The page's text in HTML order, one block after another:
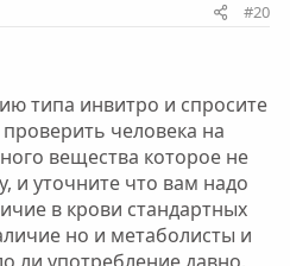
ы
й
г
о
л
о
#20
типа инвитро и спросите
человека на
вещества которое не
и уточните что вам надо
в крови стандартных
но и метаболисты и